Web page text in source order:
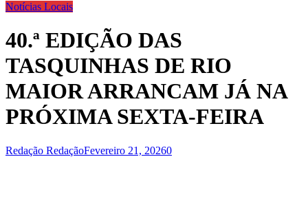
Notícias Locais
40.ª EDIÇÃO DAS
TASQUINHAS DE RIO
MAIOR ARRANCAM JÁ NA
PRÓXIMA SEXTA-FEIRA
Redação RedaçãoFevereiro 21, 20260